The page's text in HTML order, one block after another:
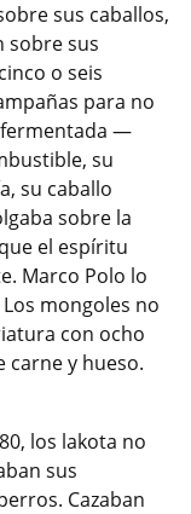
sus caballos,
sobre sus
o seis
para no
fermentada —
su
su caballo
sobre la
el espíritu
Marco Polo lo
mongoles no
con ocho
carne y hueso.
los lakota no
sus
Cazaban